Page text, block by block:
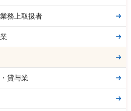
務上取扱者
貸与業